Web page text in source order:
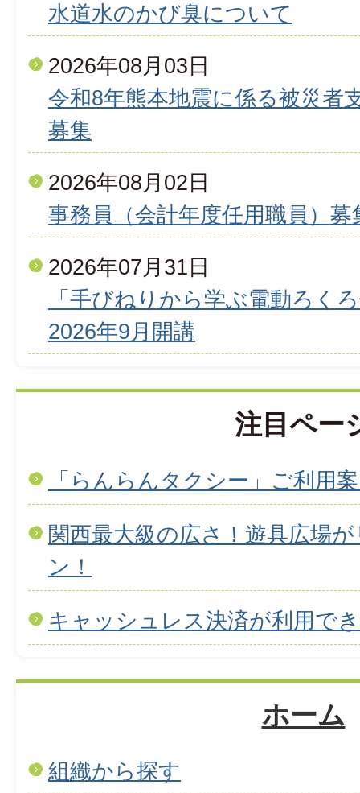
水道水のかび臭について
2026年08月03日
令和8年熊本地震に係る被災者
募集
2026年08月02日
事務員（会計年度任用職員）募
2026年07月31日
「手びねりから学ぶ電動ろく
2026年9月開講
注目ペー
「らんらんタクシー」ご利用
関西最大級の広さ！遊具広場
ン！
キャッシュレス決済が利用で
ホーム
組織から探す